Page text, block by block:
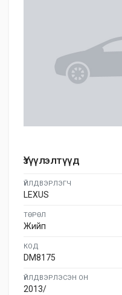
Үзүүлэлтүүд
ҮЙЛДВЭРЛЭГЧ
LEXUS
ТӨРӨЛ
Жийп
КОД
DM8175
ҮЙЛДВЭРЛЭСЭН ОН
2013/